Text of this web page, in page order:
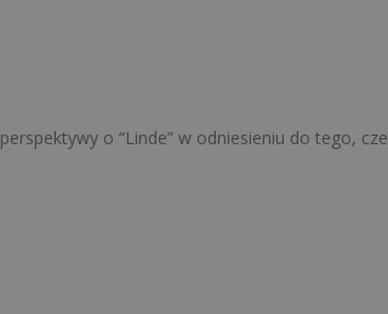
o “Linde” w odniesieniu do tego,